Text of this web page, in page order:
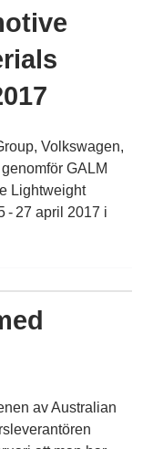
Volkswagen,
GALM
Lightweight
- 27 april 2017 i
av Australian